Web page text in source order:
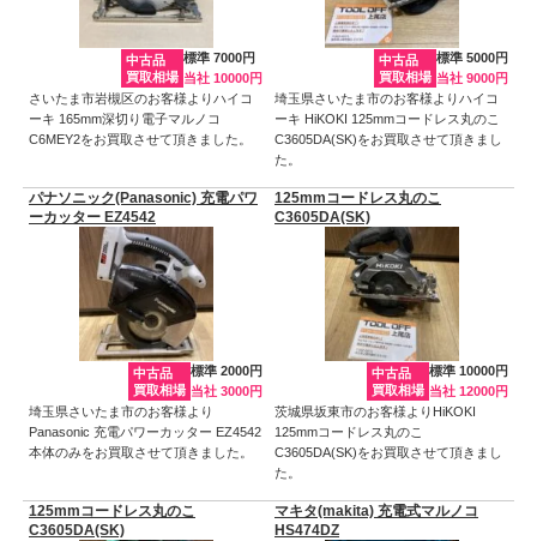
中古品
買取相場
標準 7000円
当社 10000円
さいたま市岩槻区のお客様よりハイコ
ーキ 165mm深切り電子マルノコ
C6MEY2をお買取させて頂きました。
中古品
買取相場
標準 5000円
当社 9000円
埼玉県さいたま市のお客様よりハイコ
ーキ HiKOKI 125mmコードレス丸のこ
C3605DA(SK)をお買取させて頂きまし
た。
パナソニック(Panasonic) 充電パワ
ーカッター EZ4542
中古品
買取相場
標準 2000円
当社 3000円
埼玉県さいたま市のお客様より
Panasonic 充電パワーカッター EZ4542
本体のみをお買取させて頂きました。
125mmコードレス丸のこ
C3605DA(SK)
中古品
買取相場
標準 10000円
当社 12000円
茨城県坂東市のお客様よりHiKOKI
125mmコードレス丸のこ
C3605DA(SK)をお買取させて頂きまし
た。
125mmコードレス丸のこ
C3605DA(SK)
マキタ(makita) 充電式マルノコ
HS474DZ